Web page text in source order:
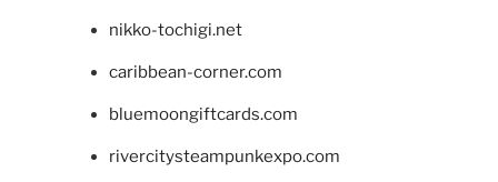
nikko-tochigi.net
caribbean-corner.com
bluemoongiftcards.com
rivercitysteampunkexpo.com